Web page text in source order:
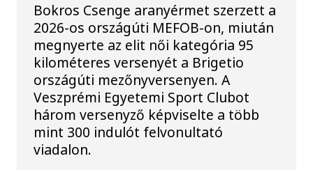
Bokros Csenge aranyérmet szerzett a
2026-os országúti MEFOB-on, miután
megnyerte az elit női kategória 95
kilométeres versenyét a Brigetio
országúti mezőnyversenyen. A
Veszprémi Egyetemi Sport Clubot
három versenyző képviselte a több
mint 300 indulót felvonultató
viadalon.